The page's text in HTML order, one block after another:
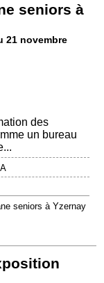
seniors à
21 novembre
des
un bureau
seniors à Yzernay